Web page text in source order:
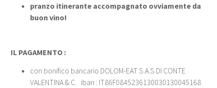
pranzo itinerante accompagnato ovviamente da
buon vino!
IL PAGAMENTO :
con bonifico bancario DOLOM-EAT S.A.S DI CONTE
VALENTINA & C. iban : IT86F0845236130030130045168